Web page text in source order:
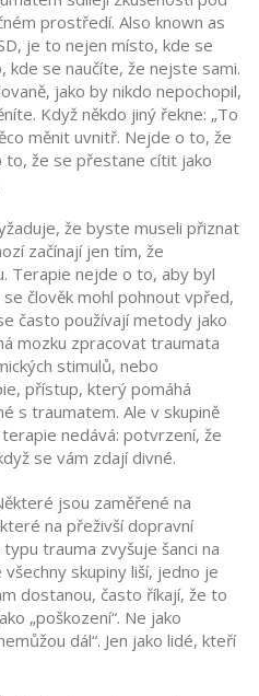
prostředí. Also known as
, je to nejen místo, kde se
se naučíte, že nejste sami.
jako by nikdo nepochopil,
Když někdo jiný řekne: „To
měnit uvnitř. Nejde o to, že
že se přestane cítit jako
, že byste museli přiznat
začínají jen tím, že
Terapie nejde o to, aby byl
člověk mohl pohnout vpřed,
často používají metody jako
mozku zpracovat traumata
stimulů, nebo
, přístup, který pomáhá
s traumatem. Ale v skupině
nedává: potvrzení, že
se vám zdají divné.
jsou zaměřené na
na přeživší dopravní
trauma zvyšuje šanci na
skupiny liší, jedno je
dostanou, často říkají, že to
„poškození“. Ne jako
dál“. Jen jako lidé, kteří